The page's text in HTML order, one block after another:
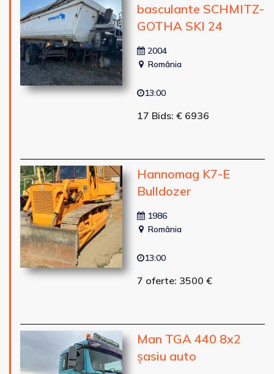
basculante SCHMITZ-
GOTHA SKI 24
2004
România
13:00
17 Bids: € 6936
Hannomag K7-E
Bulldozer
1986
România
13:00
7 oferte: 3500 €
Man TGA 440 8x2
șasiu auto